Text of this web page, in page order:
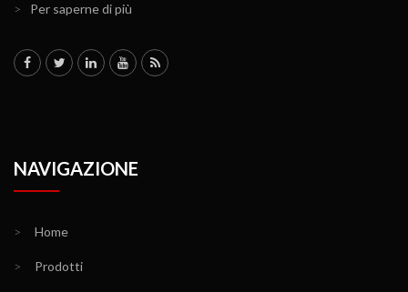
>
Per saperne di più
NAVIGAZIONE
> Home
> Prodotti